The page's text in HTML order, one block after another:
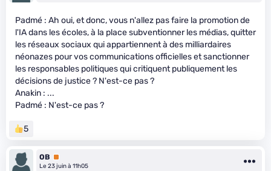
Padmé : Ah oui, et donc, vous n'allez pas faire la promotion de
l'IA dans les écoles, à la place subventionner les médias, quitter
les réseaux sociaux qui appartiennent à des milliardaires
néonazes pour vos communications officielles et sanctionner
les responsables politiques qui critiquent publiquement les
décisions de justice ? N'est-ce pas ?
Anakin : ...
Padmé : N'est-ce pas ?
5
OB Premium
Le 23 juin à 11h05